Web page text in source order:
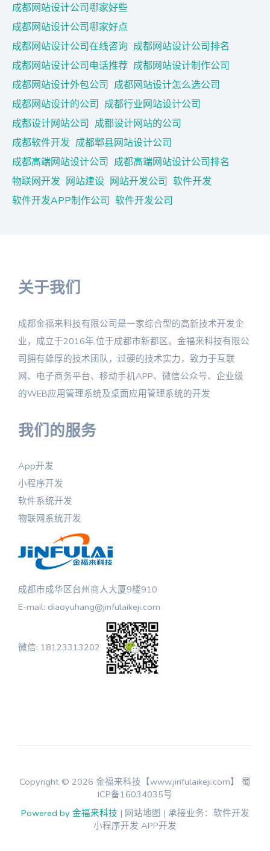
成都网站设计公司哪家好些
成都网站设计公司哪家好点
成都网站设计公司在线咨询 成都网站设计公司排名
成都网站设计公司电话推荐 成都网站设计制作公司
成都网站设计外包公司 成都网站设计怎么选公司
成都网站设计的公司 成都行业网站设计公司
成都设计网站公司 成都设计网站的公司
成都软件开发 成都郫县网站设计公司
成都高端网站设计公司 成都高端网站设计公司排名
物联网开发 网站建设 网站开发公司 软件开发
软件开发APP制作公司 软件开发公司
关于我们
成都金福来科技有限公司是一家综合型的高新技术开发企
业，成立于2016年,位于成都市新都区。金福来科技有限公
司拥有雄厚的技术团队，过硬的技术实力，致力于互联
网、电子商务平台、移动手机APP、微信公众号、企业级
的WEB应用管理系统及桌面应用管理系统的开发
我们的服务
App开发
小程序开发
软件系统开发
物联网系统开发
成都市成华区台州商人大厦9楼910
E-mail: diaoyuhang@jinfulaikeji.com
微信: 18123313202
Copyright © 2026 金福来科技【www.jinfulaikeji.com】 蜀
ICP备16034035号
Powered by 金福来科技 | 网站地图 | 承接业务：软件开发
小程序开发 APP开发